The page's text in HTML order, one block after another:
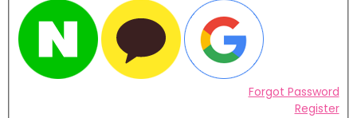
Forgot Password
Register